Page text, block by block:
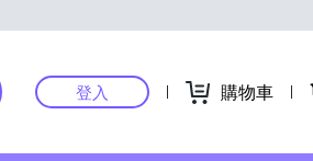
登入 購物車